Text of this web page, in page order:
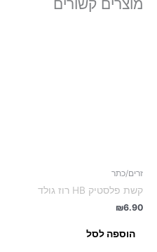
מוצרים קשורים
זרים/כתר
קשת פלסטיק HB רוז גולד
₪6.90
הוספה לסל